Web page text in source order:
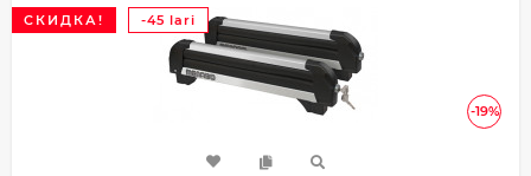
-19%
СКИДКА! -45 lari